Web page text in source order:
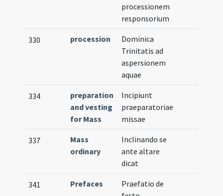
processionem
responsorium
330 procession
Dominica
Trinitatis ad
aspersionem
aquae
334
preparation
and vesting
for Mass
Incipiunt
praeparatoriae
missae
337
Mass
ordinary
Inclinando se
ante altare
dicat
341 Prefaces
Praefatio de